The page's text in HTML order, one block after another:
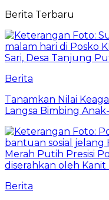
Berita Terbaru
Berita
Tanamkan Nilai
Langsa Bimbing
Berita